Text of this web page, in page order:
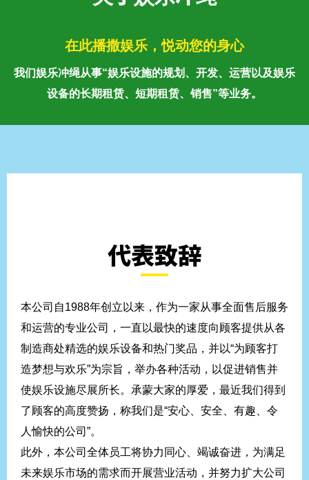
在此播撒娱乐，悦动您的身心
我们娱乐冲绳从事“娱乐设施的规划、开发、运营以及娱乐
设备的长期租赁、短期租赁、销售”等业务。
代表致辞
本公司自1988年创立以来，作为一家从事全面售后服务
和运营的专业公司，一直以最快的速度向顾客提供从各
制造商处精选的娱乐设备和热门奖品，并以“为顾客打
造梦想与欢乐”为宗旨，举办各种活动，以促进销售并
使娱乐设施尽展所长。承蒙大家的厚爱，最近我们得到
了顾客的高度赞扬，称我们是“安心、安全、有趣、令
人愉快的公司”。
此外，本公司全体员工将协力同心、竭诚奋进，为满足
未来娱乐市场的需求而开展营业活动，并努力扩大公司